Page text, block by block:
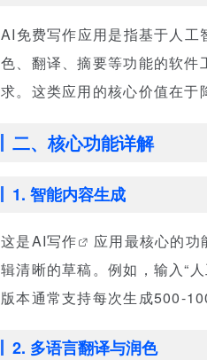
AI免费写作应用是指基于人
色、翻译、摘要等功能的软
求。这类应用的核心价值在于
二、核心功能详解
1. 智能内容生成
这是AI写作
应用最核心的
辑清晰的草稿。例如，输入“
版本通常支持每次生成500-
2. 多语言翻译与润色